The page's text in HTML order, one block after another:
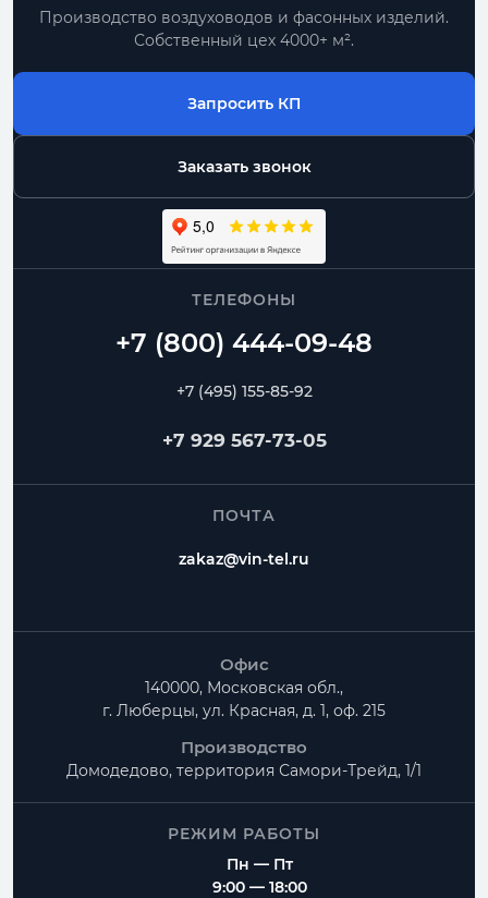
Производство воздуховодов и фасонных изделий.
Собственный цех 4000+ м².
Запросить КП
Заказать звонок
ТЕЛЕФОНЫ
+7 (495) 155-85-92
+7 929 567-73-05
ПОЧТА
zakaz@vin-tel.ru
Офис
140000, Московская обл.,
г. Люберцы, ул. Красная, д. 1, оф. 215
Производство
Домодедово, территория Самори-Трейд, 1/1
РЕЖИМ РАБОТЫ
Пн — Пт
9:00 — 18:00